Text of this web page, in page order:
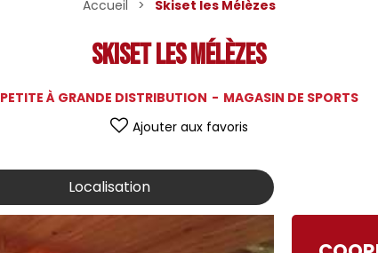
Accueil > Skiset les Mélèzes
Skiset les Mélèzes
PETITE À GRANDE DISTRIBUTION
MAGASIN DE SPORTS
Ajouter aux favoris
Localisation